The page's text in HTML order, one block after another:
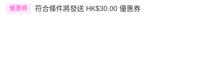
優惠券 符合條件將發送 HK$30.00 優惠券